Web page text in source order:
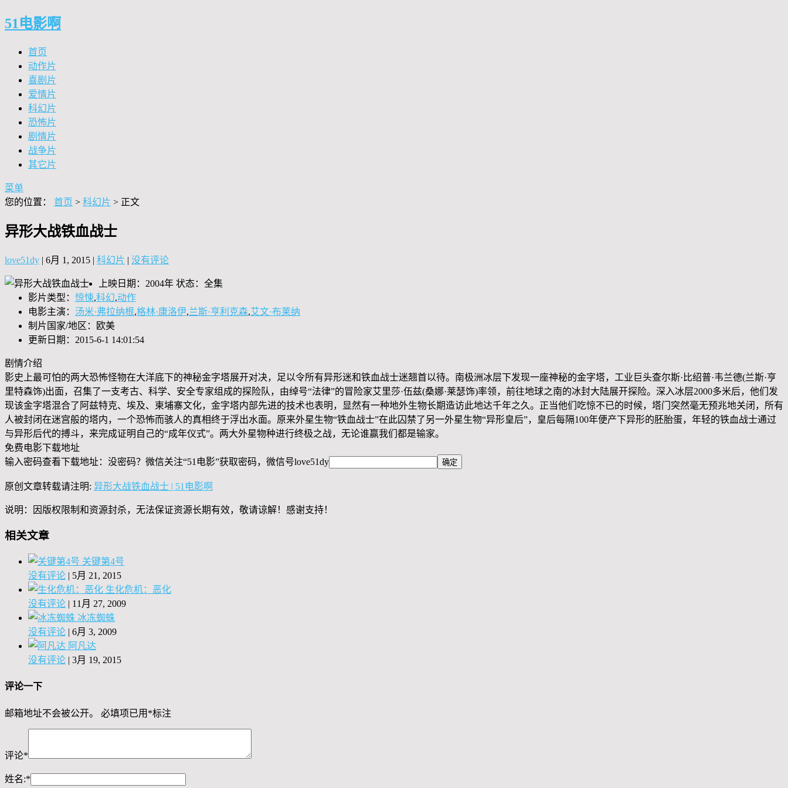
51电影啊
首页
动作片
喜剧片
爱情片
科幻片
恐怖片
剧情片
战争片
其它片
菜单
您的位置： 首页 > 科幻片 > 正文
异形大战铁血战士
love51dy | 6月 1, 2015 | 科幻片 | 没有评论
上映日期：2004年 状态：全集
影片类型： 惊悚,科幻,动作
电影主演： 汤米·弗拉纳根,格林·康洛伊,兰斯·亨利克森,艾文·布莱纳
制片国家/地区：欧美
更新日期：2015-6-1 14:01:54
剧情介绍
影史上最可怕的两大恐怖怪物在大洋底下的神秘金字塔展开对决，足以令所有异形迷和铁血战士迷翘首以待。南极洲冰层下发现一座神秘的金字塔，工业巨头查尔斯·比绍普·韦兰德(兰斯·亨
里特森饰)出面，召集了一支考古、科学、安全专家组成的探险队，由绰号“法律”的冒险家艾里莎·伍兹(桑娜·莱瑟饰)率领，前往地球之南的冰封大陆展开探险。深入冰层2000多米后，他们发
现该金字塔混合了阿兹特克、埃及、柬埔寨文化，金字塔内部先进的技术也表明，显然有一种地外生物长期造访此地达千年之久。正当他们吃惊不已的时候，塔门突然毫无预兆地关闭，所有
人被封闭在迷宫般的塔内，一个恐怖而骇人的真相终于浮出水面。原来外星生物“铁血战士”在此囚禁了另一外星生物“异形皇后”，皇后每隔100年便产下异形的胚胎蛋，年轻的铁血战士通过
与异形后代的搏斗，来完成证明自己的“成年仪式”。两大外星物种进行终极之战，无论谁赢我们都是输家。
免费电影下载地址
输入密码查看下载地址：没密码？微信关注“51电影”获取密码，微信号love51dy
原创文章转载请注明: 异形大战铁血战士 | 51电影啊
说明：因版权限制和资源封杀，无法保证资源长期有效，敬请谅解！感谢支持！
相关文章
关键第4号
没有评论 | 5月 21, 2015
生化危机：恶化
没有评论 | 11月 27, 2009
冰冻蜘蛛
没有评论 | 6月 3, 2009
阿凡达
没有评论 | 3月 19, 2015
评论一下
邮箱地址不会被公开。 必填项已用 *标注
评论*
姓名:*